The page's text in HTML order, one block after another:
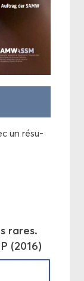
un ré­su­
rares.
(2016)